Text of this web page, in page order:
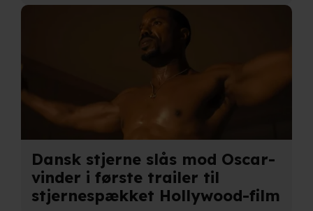
privatlivspolitikogcookiepolitik.
Dansk stjerne slås mod Oscar-
vinder i første trailer til
stjernespækket Hollywood-film